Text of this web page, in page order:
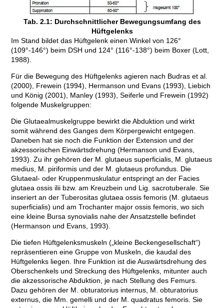
Tab. 2.1: Durchschnittlicher Bewegungsumfang des
Hüftgelenks
Im Stand bildet das Hüftgelenk einen Winkel von 126°
(109°-146°) beim DSH und 124° (116°-138°) beim Boxer (Lott,
1988).
Für die Bewegung des Hüftgelenks agieren nach Budras et al.
(2000), Frewein (1994), Hermanson und Evans (1993), Liebich
und König (2001), Manley (1993), Seiferle und Frewein (1992)
folgende Muskelgruppen:
Die Glutaealmuskelgruppe bewirkt die Abduktion und wirkt
somit während des Ganges dem Körpergewicht entgegen.
Daneben hat sie noch die Funktion der Extension und der
akzessorischen Einwärtsdrehung (Hermanson und Evans,
1993). Zu ihr gehören der M. glutaeus superficialis, M. glutaeus
medius, M. piriformis und der M. glutaeus profundus. Die
Glutaeal- oder Kruppenmuskulatur entspringt an der Facies
glutaea ossis ilii bzw. am Kreuzbein und Lig. sacrotuberale. Sie
inseriert an der Tuberositas glutaea ossis femoris (M. glutaeus
superficialis) und am Trochanter major ossis femoris, wo sich
eine kleine Bursa synovialis nahe der Ansatzstelle befindet
(Hermanson und Evans, 1993).
Die tiefen Hüftgelenksmuskeln („kleine Beckengesellschaft“)
repräsentieren eine Gruppe von Muskeln, die kaudal des
Hüftgelenks liegen. Ihre Funktion ist die Auswärtsdrehung des
Oberschenkels und Streckung des Hüftgelenks, mitunter auch
die akzessorische Abduktion, je nach Stellung des Femurs.
Dazu gehören der M. obturatorius internus, M. obturatorius
externus, die Mm. gemelli und der M. quadratus femoris. Sie